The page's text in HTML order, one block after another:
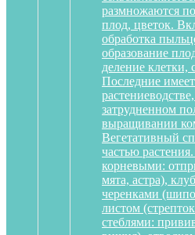
размножаются
плод, цветок.
обработка
образование
деление клетки,
Последние
затрудненном
выращивании
Вегетативный
частью
корневыми:
мята, астра),
черенками
листом
стеблями: